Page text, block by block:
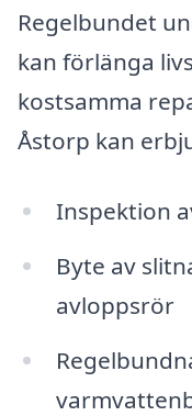
Regelbundet
kan förlänga
kostsamma
Åstorp kan
Inspektion
Byte av
avloppsrör